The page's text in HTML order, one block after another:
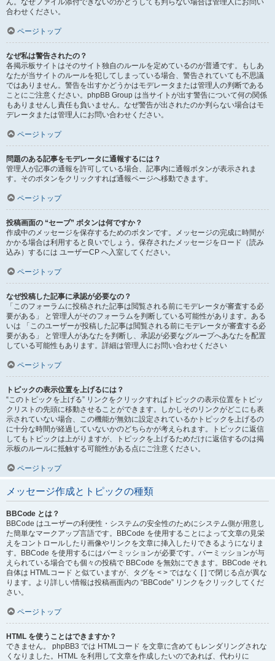
ん。なぜファイル添付できないのかどうしても判らない場合は管理人にお問い
合わせください。
ページトップ
なぜ私は警告されたの？
各掲示板サイトはそのサイト独自のルールを定めているのが普通です。もしあ
なたが当サイトのルールを犯してしまっている場合、警告されていても不思議
ではありません。警告を出すかどうかはモデレータまたは管理人の判断である
ことにご注意ください。phpBB Group は当サイトが出す警告について何の関係
もありませんし責任も負いません。なぜ警告が出されたのか判らない場合はモ
デレータまたは管理人にお問い合わせください。
ページトップ
問題のある記事をモデレータに通報するには？
管理人が記事の通報を許可している場合、記事内に通報ボタンが表示されま
す。そのボタンをクリックすれば通報ページへ移動できます。
ページトップ
投稿画面の “セーブ” ボタンは何ですか？
作成中のメッセージを保存するためのボタンです。メッセージの完成に時間が
かかる場合は利用すると良いでしょう。保存されたメッセージをロード（読み
込み）するには ユーザーCP へ入室してください。
ページトップ
なぜ投稿した記事に承認が必要なの？
「このフォーラムに投稿された記事は閲覧される前にモデレータが審査する必
要がある」 と管理人がそのフォーラムを判断している可能性があります。ある
いは 「このユーザーが投稿した記事は閲覧される前にモデレータが審査する必
要がある」 と管理人があなたを判断し、承認が必要なグループへあなたを配置
している可能性もあります。詳細は管理人にお問い合わせください
ページトップ
トピックの表示位置を上げるには？
“このトピックを上げる” リンクをクリックすればトピックの表示位置をトピッ
クリストの先頭に移動させることができます。しかしそのリンクがどこにも表
示されていない場合、この機能が無効に設定されているかトピックを上げるの
に十分な時間が経過していないかのどちらかが考えられます。トピックに返信
してもトピックは上がりますが、トピックを上げるためだけに返信するのは掲
示板のルールに抵触する可能性がある点にご注意ください。
ページトップ
メッセージ作成とトピックの種類
BBCode とは？
BBCode はユーザーの利便性・システムの安全性のためにシステム側が用意し
た簡単なマークアップ言語です。BBCode を使用することによって文章の見栄
えをコントロールしたり画像やリンクを文章に挿入したりできるようになりま
す。BBCode を使用するにはパーミッションが必要です。パーミッションが与
えられている場合でも個々の投稿で BBCode を無効にできます。BBCode それ
自体は HTMLコード と似ていますが、タグを < > ではなく [ ] で閉じる点が異な
ります。より詳しい情報は投稿画面内の “BBCode” リンクをクリックしてくだ
さい。
ページトップ
HTML を使うことはできますか？
できません。 phpBB3 では HTMLコード を文章に含めてもレンダリングされな
くなりました。HTML を利用して文章を作成したいのであれば、代わりに